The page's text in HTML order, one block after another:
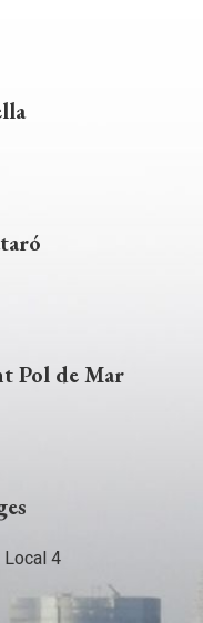
dispose de
avec barbecue,
entouré de
Pol de Mar
Local 4